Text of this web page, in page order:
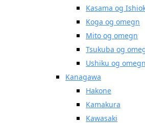
Kasama og
Koga og omegn
Mito og omegn
Tsukuba og
Ushiku og omegn
Kanagawa
Hakone
Kamakura
Kawasaki